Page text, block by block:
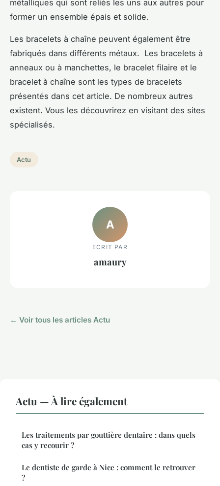
métalliques qui sont reliés les uns aux autres pour
former un ensemble épais et solide.
Les bracelets à chaîne peuvent également être
fabriqués dans différents métaux. Les bracelets à
anneaux ou à manchettes, le bracelet filaire et le
bracelet à chaîne sont les types de bracelets
présentés dans cet article. De nombreux autres
existent. Vous les découvrirez en visitant des sites
spécialisés.
Actu
A
ECRIT PAR
amaury
← Voir tous les articles Actu
Actu — À lire également
Les traitements par gouttière dentaire : dans quels
cas y recourir ?
Le dentiste de garde à Nice : comment le retrouver
?